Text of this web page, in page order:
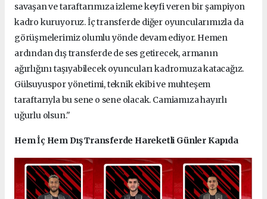
savaşan ve taraftarımıza izleme keyfi veren bir şampiyon
kadro kuruyoruz. İç transferde diğer oyuncularımızla da
görüşmelerimiz olumlu yönde devam ediyor. Hemen
ardından dış transferde de ses getirecek, armanın
ağırlığını taşıyabilecek oyuncuları kadromuza katacağız.
Gülsuyuspor yönetimi, teknik ekibi ve muhteşem
taraftarıyla bu sene o sene olacak. Camiamıza hayırlı
uğurlu olsun."
Hem İç Hem Dış Transferde Hareketli Günler Kapıda